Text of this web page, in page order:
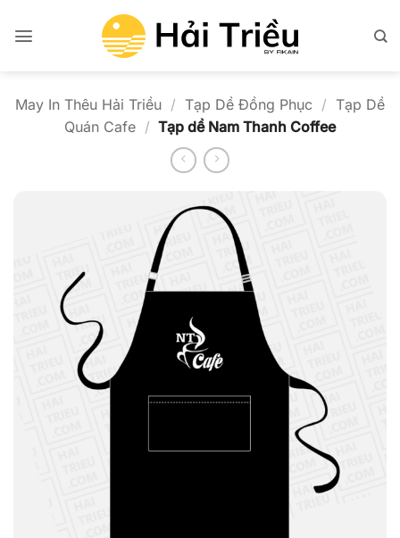
qua
May In Thêu Hải Triều / Tạp Dề Đồng Phục / Tạp Dề
Quán Cafe / Tạp dề Nam Thanh Coffee